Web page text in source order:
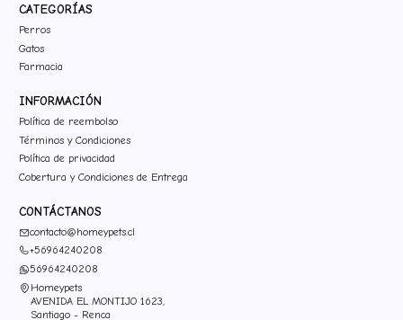
CATEGORÍAS
Perros
Gatos
Farmacia
INFORMACIÓN
Política de reembolso
Términos y Condiciones
Política de privacidad
Cobertura y Condiciones de Entrega
CONTÁCTANOS
contacto@homeypets.cl
+56964240208
56964240208
Homeypets
AVENIDA EL MONTIJO 1623,
Santiago - Renca